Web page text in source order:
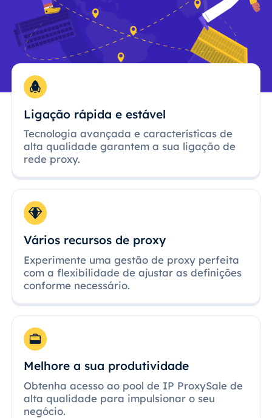
Ligação rápida e estável
Tecnologia avançada e características de
alta qualidade garantem a sua ligação de
rede proxy.
Vários recursos de proxy
Experimente uma gestão de proxy perfeita
com a flexibilidade de ajustar as definições
conforme necessário.
Melhore a sua produtividade
Obtenha acesso ao pool de IP ProxySale de
alta qualidade para impulsionar o seu
negócio.